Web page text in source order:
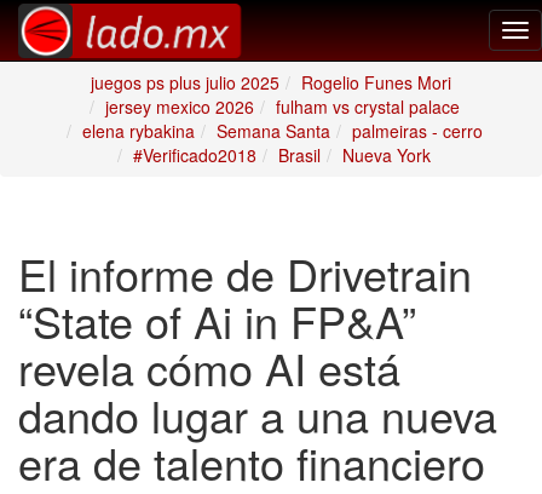
juegos ps plus julio 2025
Rogelio Funes Mori
jersey mexico 2026
fulham vs crystal palace
elena rybakina
Semana Santa
palmeiras - cerro
#Verificado2018
Brasil Nueva York
El informe de Drivetrain
“State of Ai in FP&A”
revela cómo AI está
dando lugar a una nueva
era de talento financiero